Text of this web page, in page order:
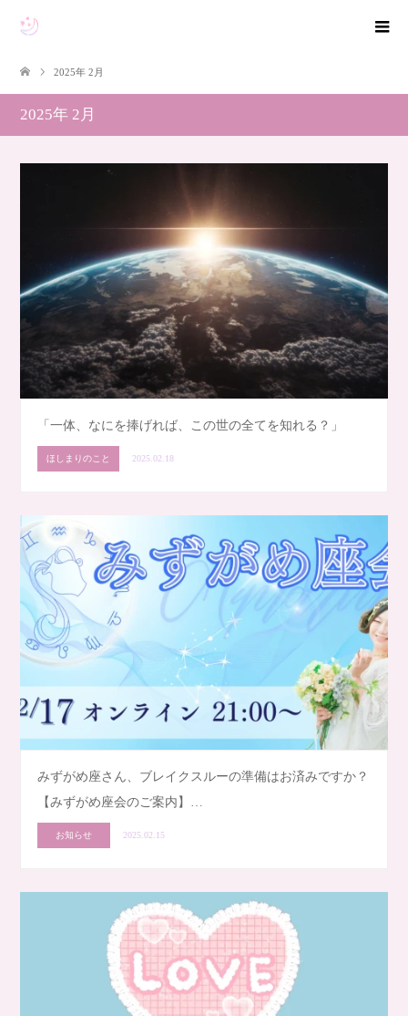
2025年 2月
2025年 2月
「一体、なにを捧げれば、この世の全てを知れる？」
ほしまりのこと 2025.02.18
みずがめ座さん、ブレイクスルーの準備はお済みですか？
【みずがめ座会のご案内】…
お知らせ 2025.02.15